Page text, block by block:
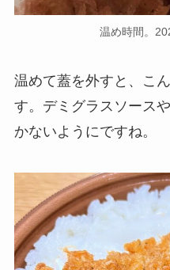
温め時間。
温めて蓋を外すと、こ
す。デミグラスソース
かないようにですね。